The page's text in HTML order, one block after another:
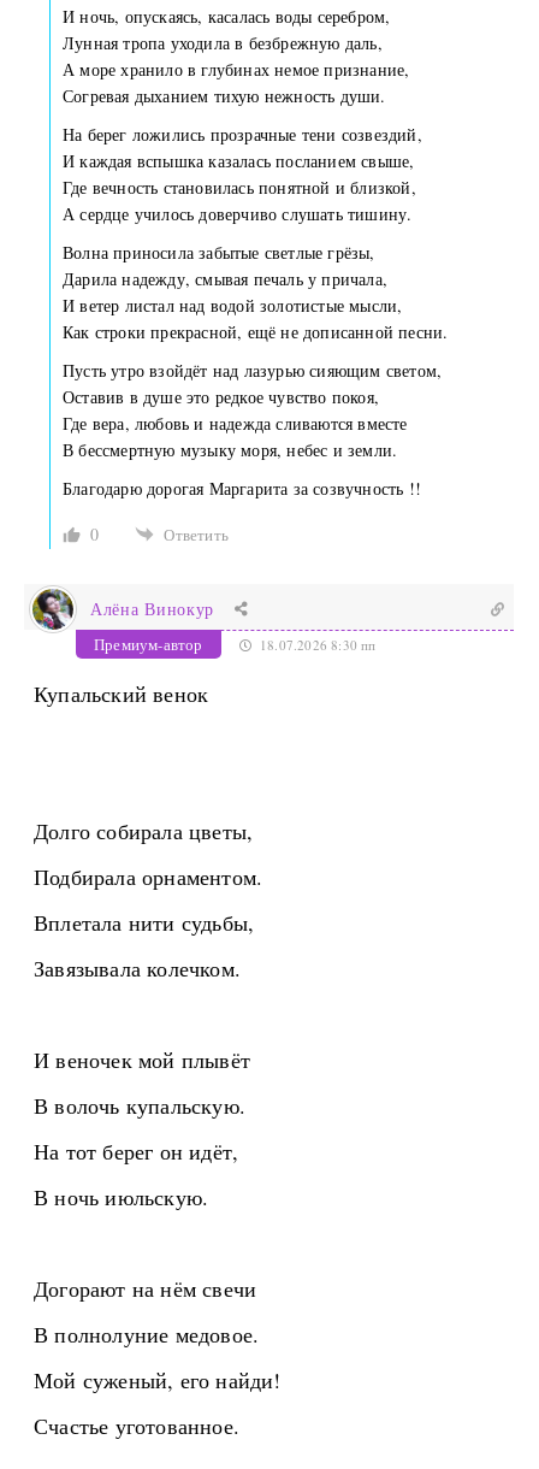
И ночь, опускаясь, касалась воды серебром,
Лунная тропа уходила в безбрежную даль,
А море хранило в глубинах немое признание,
Согревая дыханием тихую нежность души.
На берег ложились прозрачные тени созвездий,
И каждая вспышка казалась посланием свыше,
Где вечность становилась понятной и близкой,
А сердце училось доверчиво слушать тишину.
Волна приносила забытые светлые грёзы,
Дарила надежду, смывая печаль у причала,
И ветер листал над водой золотистые мысли,
Как строки прекрасной, ещё не дописанной песни.
Пусть утро взойдёт над лазурью сияющим светом,
Оставив в душе это редкое чувство покоя,
Где вера, любовь и надежда сливаются вместе
В бессмертную музыку моря, небес и земли.
Благодарю дорогая Маргарита за созвучность !!
0
Ответить
Алёна Винокур
Премиум-автор 18.07.2026 8:30 пп
Купальский венок
Долго собирала цветы,
Подбирала орнаментом.
Вплетала нити судьбы,
Завязывала колечком.
И веночек мой плывёт
В волочь купальскую.
На тот берег он идёт,
В ночь июльскую.
Догорают на нём свечи
В полнолуние медовое.
Мой суженый, его найди!
Счастье уготованное.